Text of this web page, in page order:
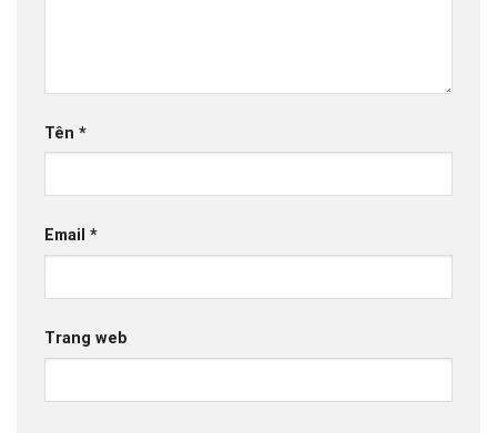
Tên *
Email *
Trang web